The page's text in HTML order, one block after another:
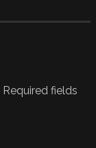
Required fields